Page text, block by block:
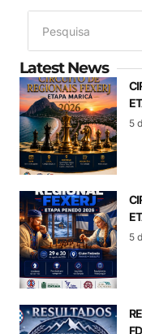
Latest News
5
5